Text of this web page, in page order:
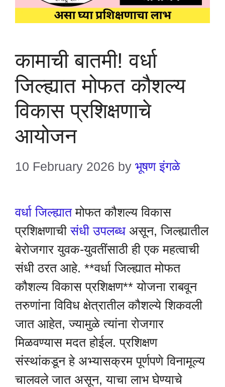
कामाची बातमी! वर्धा
जिल्ह्यात मोफत कौशल्य
विकास प्रशिक्षणाचे
आयोजन
10 February 2026 by भूषण इंगळे
वर्धा जिल्ह्यातमोफत कौशल्य विकास
प्रशिक्षणाचीसंधी उपलब्ध असून, जिल्ह्यातील
बेरोजगार युवक-युवतींसाठी ही एक महत्वाची
संधी ठरत आहे. **वर्धा जिल्ह्यात मोफत
कौशल्य विकास प्रशिक्षण** योजना राबवून
तरुणांना विविध क्षेत्रातील कौशल्ये शिकवली
जात आहेत, ज्यामुळे त्यांना रोजगार
मिळवण्यास मदत होईल. प्रशिक्षण
संस्थांकडून हे अभ्यासक्रम पूर्णपणे विनामूल्य
चालवले जात असून, याचा लाभ घेण्याचे